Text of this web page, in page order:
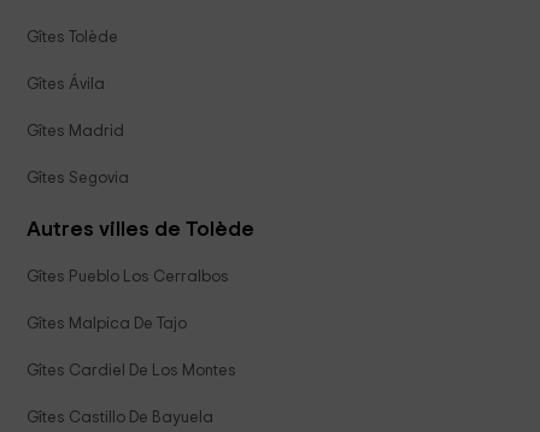
Gîtes Tolède
Gîtes Ávila
Gîtes Madrid
Gîtes Segovia
Autres villes de Tolède
Gîtes Pueblo Los Cerralbos
Gîtes Malpica De Tajo
Gîtes Cardiel De Los Montes
Gîtes Castillo De Bayuela